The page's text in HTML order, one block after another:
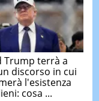
Trump terrà a
discorso in cui
l'esistenza
cosa ...